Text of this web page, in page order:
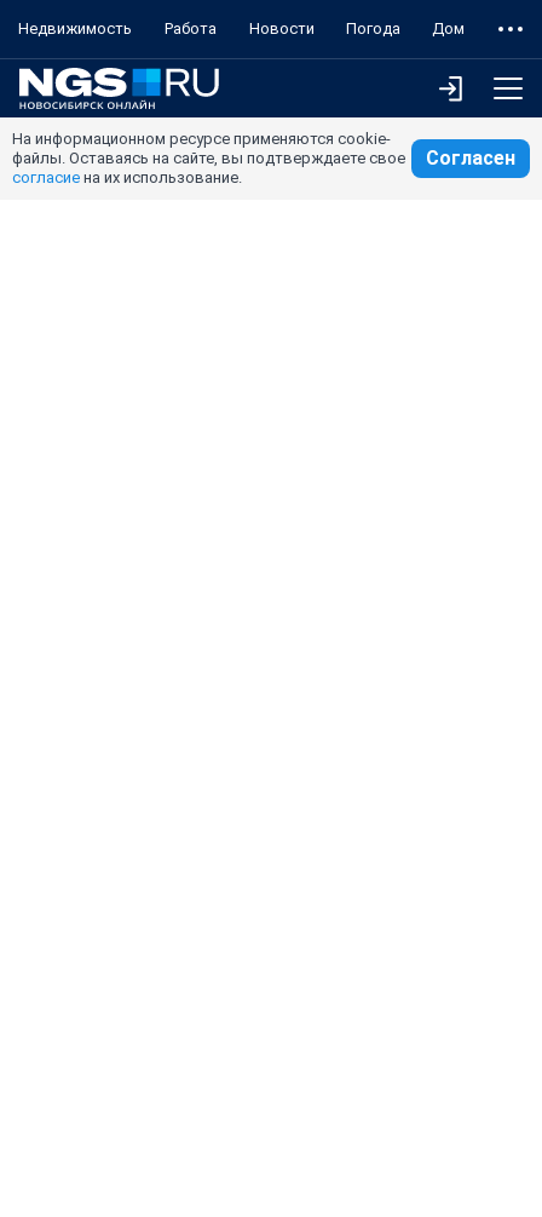
Недвижимость Работа Новости Погода Дом
На информационном ресурсе применяются cookie-
файлы. Оставаясь на сайте, вы подтверждаете свое
согласие на их использование.
Согласен